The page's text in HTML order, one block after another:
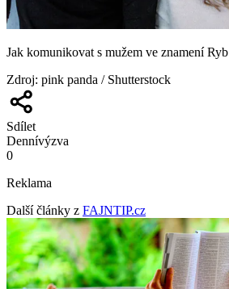
Jak komunikovat s mužem ve znamení Ryb
Zdroj: pink panda / Shutterstock
Sdílet
Dennívýzva
0
Reklama
Další články z FAJNTIP.cz